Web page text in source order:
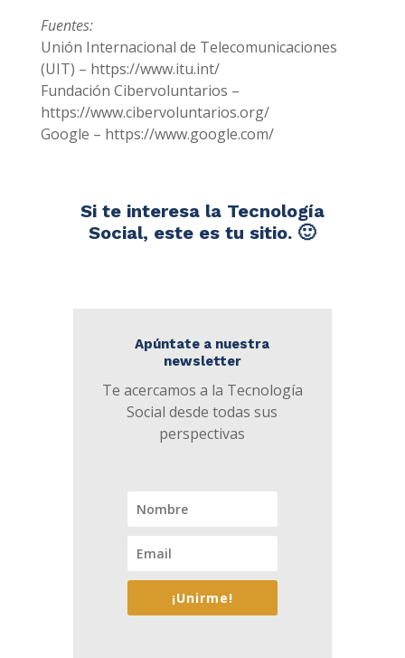
Fuentes:
Unión Internacional de Telecomunicaciones
(UIT) – https://www.itu.int/
Fundación Cibervoluntarios –
https://www.cibervoluntarios.org/
Google – https://www.google.com/
Si te interesa la Tecnología
Social, este es tu sitio. 🙂
Apúntate a nuestra
newsletter
Te acercamos a la Tecnología
Social desde todas sus
perspectivas
¡Unirme!